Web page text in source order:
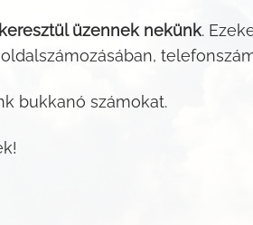
üzennek nekünk.
bukkanó számokat.